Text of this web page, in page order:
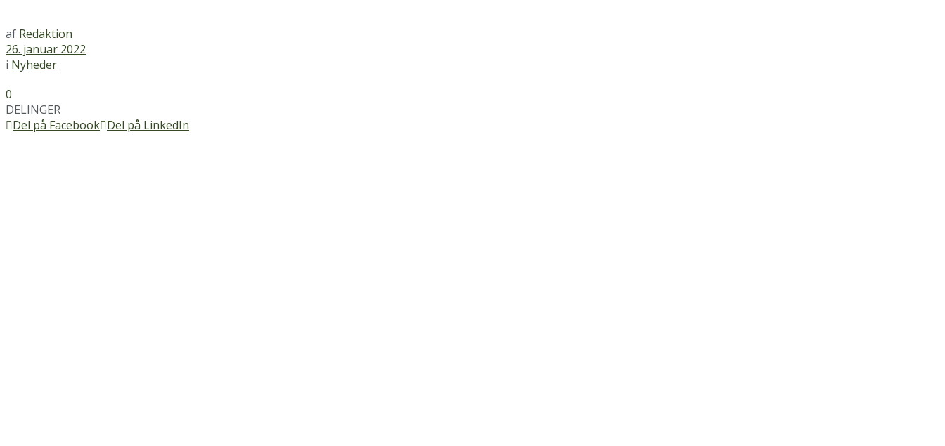
af Redaktion
26. januar 2022
i Nyheder
0
DELINGER
Del på Facebook Del på LinkedIn